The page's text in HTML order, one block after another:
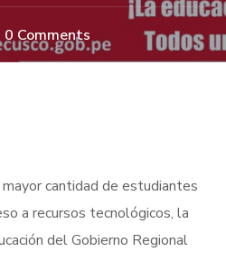
0 Comments
cantidad de estudiantes
a recursos tecnológicos, la
del Gobierno Regional